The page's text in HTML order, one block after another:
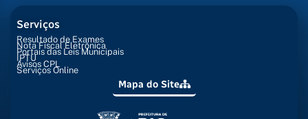
Serviços
Resultado de Exames
Nota Fiscal Eletrônica
Portais das Leis Municipais
IPTU
Avisos CPL
Serviços Online
Mapa do Site